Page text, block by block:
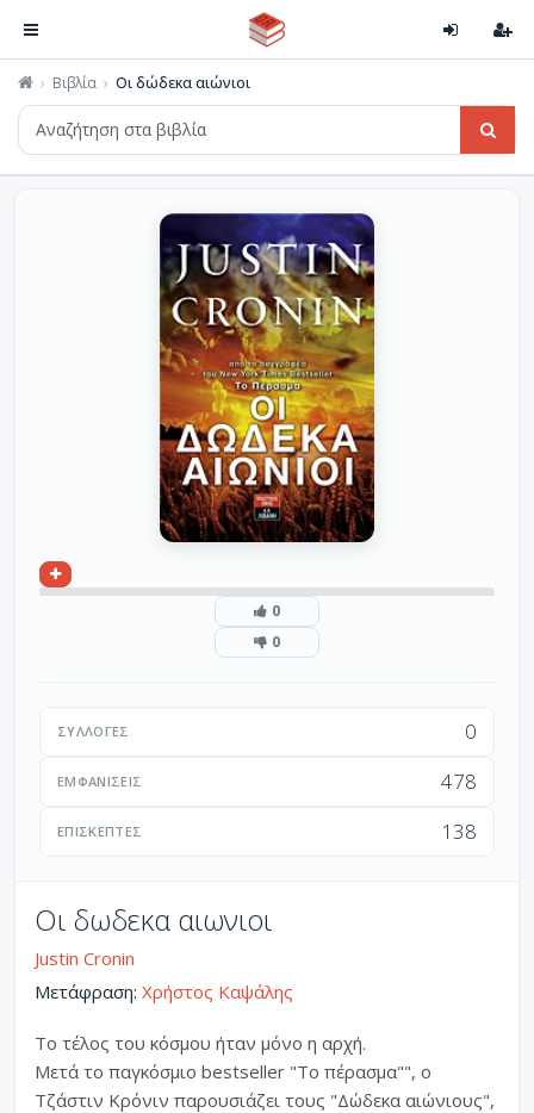
Βιβλία Οι δώδεκα αιώνιοι
0
0
ΣΥΛΛΟΓΈΣ 0
ΕΜΦΑΝΊΣΕΙΣ 478
ΕΠΙΣΚΈΠΤΕΣ 138
Οι δωδεκα αιωνιοι
Justin Cronin
Μετάφραση: Χρήστος Καψάλης
Το τέλος του κόσμου ήταν μόνο η αρχή.
Μετά το παγκόσμιο bestseller "Το πέρασμα"", ο
Τζάστιν Κρόνιν παρουσιάζει τους "Δώδεκα αιώνιους",